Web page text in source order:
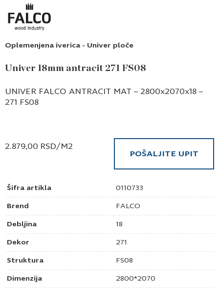
Oplemenjena iverica - Univer ploče
Univer 18mm antracit 271 FS08
Šifra artikla 0110733
Brend FALCO
Debljina 18
Dekor 271
Struktura FS08
Dimenzija 2800*2070
UNIVER FALCO ANTRACIT MAT – 2800x2070x18 –
271 FS08
2.879,00 RSD/M2
POŠALJITE UPIT